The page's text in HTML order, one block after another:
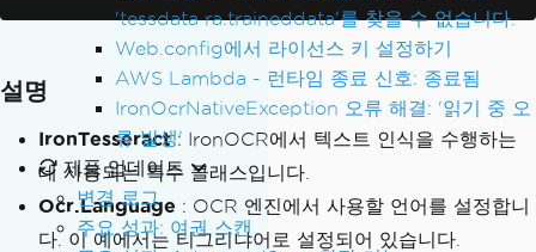
'tessdata ra.traineddata'를 찾을 수 없습니다.
Web.config에서 라이선스 키 설정하기
AWS Lambda - 런타임 종료 신호: 종료됨
IronOcrNativeException 오류 해결: '읽기 중 오
류 발생'
제품 업데이트
변경 로그
주요 성과: 여권 스캔
OcrInput object is disposed of after u
        using
var Input = new
OcrInpu
@"images\Tigrinya.png"
))
// Perform OCR on the inpu
t image
var
Result = Ocr.Read( Inpu
t );
설명
IronTesseract: IronOCR에서 텍스트 인식을 수행하는
데 사용되는 특수 클래스입니다.
Ocr.Language : OCR 엔진에서 사용할 언어를 설정합니
다. 이 예에서는 티그리냐어로 설정되어 있습니다.